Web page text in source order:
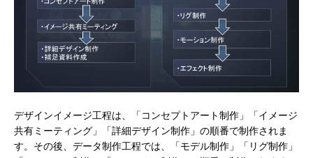
デザインイメージ工程は、「コンセプトアート制作」「イメージ
共有ミーティング」「詳細デザイン制作」の順番で制作されま
す。その後、データ制作工程では、「モデル制作」「リグ制作」